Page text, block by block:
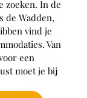
zoeken. In de
de Wadden,
vind je
Van
een
moet je bij